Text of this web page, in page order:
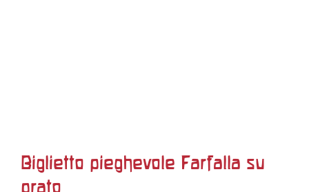
Biglietto pieghevole Farfalla su
prato